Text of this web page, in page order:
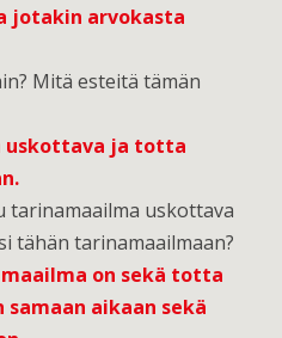
jotakin arvokasta
Mitä esteitä tämän
uskottava ja totta
tarinamaailma uskottava
tähän tarinamaailmaan?
on sekä totta
aikaan sekä